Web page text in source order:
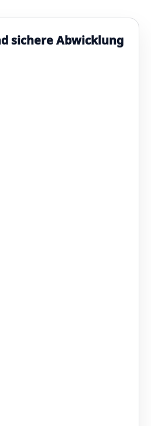
sichere Abwicklung